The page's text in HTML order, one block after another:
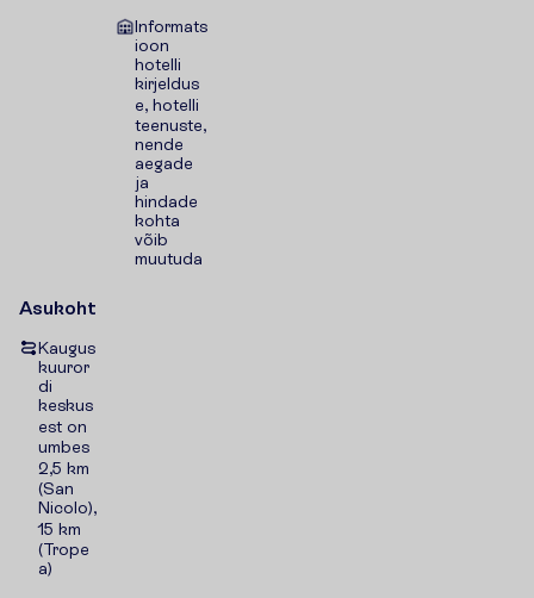
Informats
ioon
hotelli
kirjeldus
e, hotelli
teenuste,
nende
aegade
ja
hindade
kohta
võib
muutuda
Asukoht
Kaugus
kuuror
di
keskus
est on
umbes
2,5 km
(San
Nicolo),
15 km
(Trope
a)